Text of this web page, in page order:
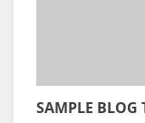
SAMPLE BLOG